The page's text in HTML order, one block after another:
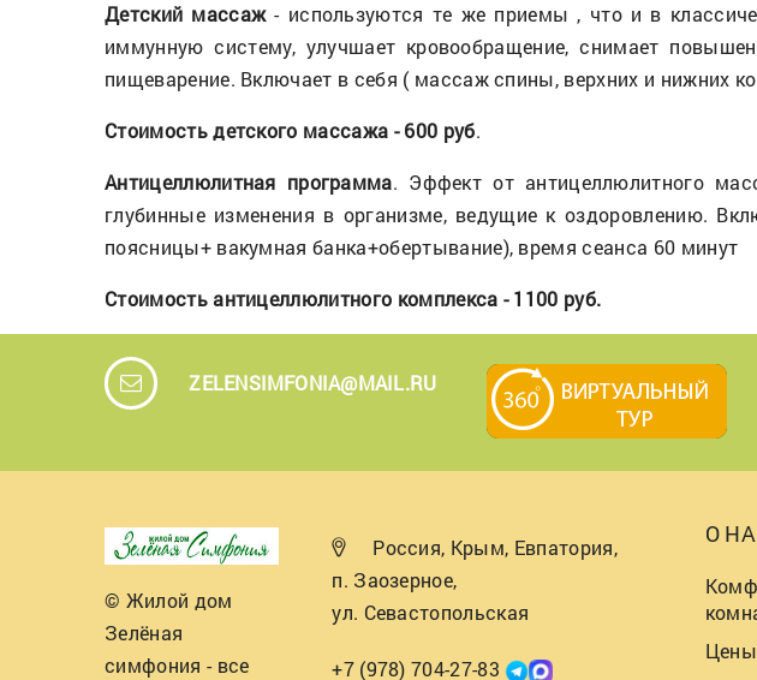
Детский массаж- используются те же приемы , что и в
иммунную систему, улучшает кровообращение, снимает
пищеварение. Включает в себя ( массаж спины, верхних и нижних
Стоимость детского массажа - 600 руб.
Антицеллюлитная программа. Эффект от антицеллюлитного
глубинные изменения в организме, ведущие к оздоровлению.
поясницы+ вакумная банка+обертывание), время сеанса 60 минут
Стоимость антицеллюлитного комплекса - 1100 руб.
ZELENSIMFONIA@MAIL.RU
© Жилой дом
Зелёная
симфония - все
Россия, Крым, Евпатория,
п. Заозерное,
ул. Севастопольская
+7 (978) 704-27-83
О
Цены